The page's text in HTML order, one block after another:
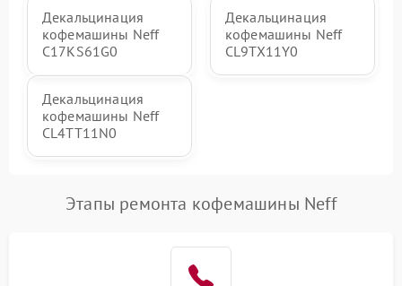
Декальцинация
кофемашины Neff
C17KS61G0
Декальцинация
кофемашины Neff
CL9TX11Y0
Декальцинация
кофемашины Neff
CL4TT11N0
Этапы ремонта кофемашины Neff